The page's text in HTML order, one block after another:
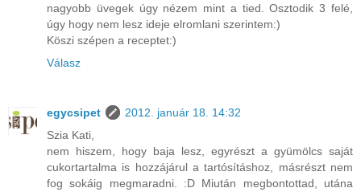
nagyobb üvegek úgy nézem mint a tied. Osztodik 3 felé,
úgy hogy nem lesz ideje elromlani szerintem:)
Köszi szépen a receptet:)
Válasz
egycsipet
2012. január 18. 14:32
Szia Kati,
nem hiszem, hogy baja lesz, egyrészt a gyümölcs saját
cukortartalma is hozzájárul a tartósításhoz, másrészt nem
fog sokáig megmaradni. :D Miután megbontottad, utána